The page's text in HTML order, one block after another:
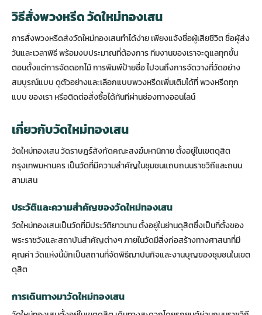
วิธีสั่งพวงหรีด วัดใหม่ทองเสน
การสั่งพวงหรีดส่งวัดใหม่ทองเสนทำได้ง่าย เพียงแจ้งชื่อผู้เสียชีวิต ชื่อผู้ส่ง
วันและเวลาพิธี พร้อมงบประมาณที่ต้องการ ทีมงานของเราจะดูแลทุกขั้น
ตอนตั้งแต่การจัดดอกไม้ การพิมพ์ป้ายชื่อ ไปจนถึงการจัดวางที่วัดอย่าง
สมบูรณ์แบบ ดูตัวอย่างและเลือกแบบพวงหรีดเพิ่มเติมได้ที่พวงหรีดทุก
แบบของเรา หรือติดต่อสั่งซื้อได้ทันทีผ่านช่องทางออนไลน์
เกี่ยวกับวัดใหม่ทองเสน
วัดใหม่ทองเสน วัดราษฎร์สังกัดคณะสงฆ์มหานิกาย ตั้งอยู่ในเขตดุสิต
กรุงเทพมหานคร เป็นวัดที่มีความสำคัญในชุมชนแถบถนนราชวิถีและถนน
สามเสน
ประวัติและความสำคัญของวัดใหม่ทองเสน
วัดใหม่ทองเสนเป็นวัดที่มีประวัติยาวนาน ตั้งอยู่ในย่านดุสิตซึ่งเป็นที่ตั้งของ
พระราชวังและสถาบันสำคัญต่างๆ ภายในวัดมีสิ่งก่อสร้างทางศาสนาที่มี
คุณค่า วัดแห่งนี้มักเป็นสถานที่จัดพิธีฌาปนกิจและงานบุญของชุมชนในเขต
ดุสิต
การเดินทางมาวัดใหม่ทองเสน